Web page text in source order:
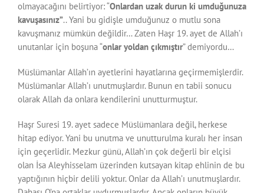
olmayacağını belirtiyor: “Onlardan uzak durun ki umduğunuza
kavuşasınız”.. Yani bu gidişle umduğunuz o mutlu sona
kavuşmanız mümkün değildir… Zaten Haşr 19. ayet de Allah’ı
unutanlar için boşuna “onlar yoldan çıkmıştır” demiyordu…
Müslümanlar Allah’ın ayetlerini hayatlarına geçirmemişlerdir.
Müslümanlar Allah’ı unutmuşlardır. Bunun en tabii sonucu
olarak Allah da onlara kendilerini unutturmuştur.
Haşr Suresi 19. ayet sadece Müslümanlara değil, herkese
hitap ediyor. Yani bu unutma ve unutturulma kuralı her insan
için geçerlidir. Mezkur günü, Allah’ın çok değerli bir elçisi
olan İsa Aleyhisselam üzerinden kutsayan kitap ehlinin de bu
yaptığının hiçbir delili yoktur. Onlar da Allah’ı unutmuşlardır.